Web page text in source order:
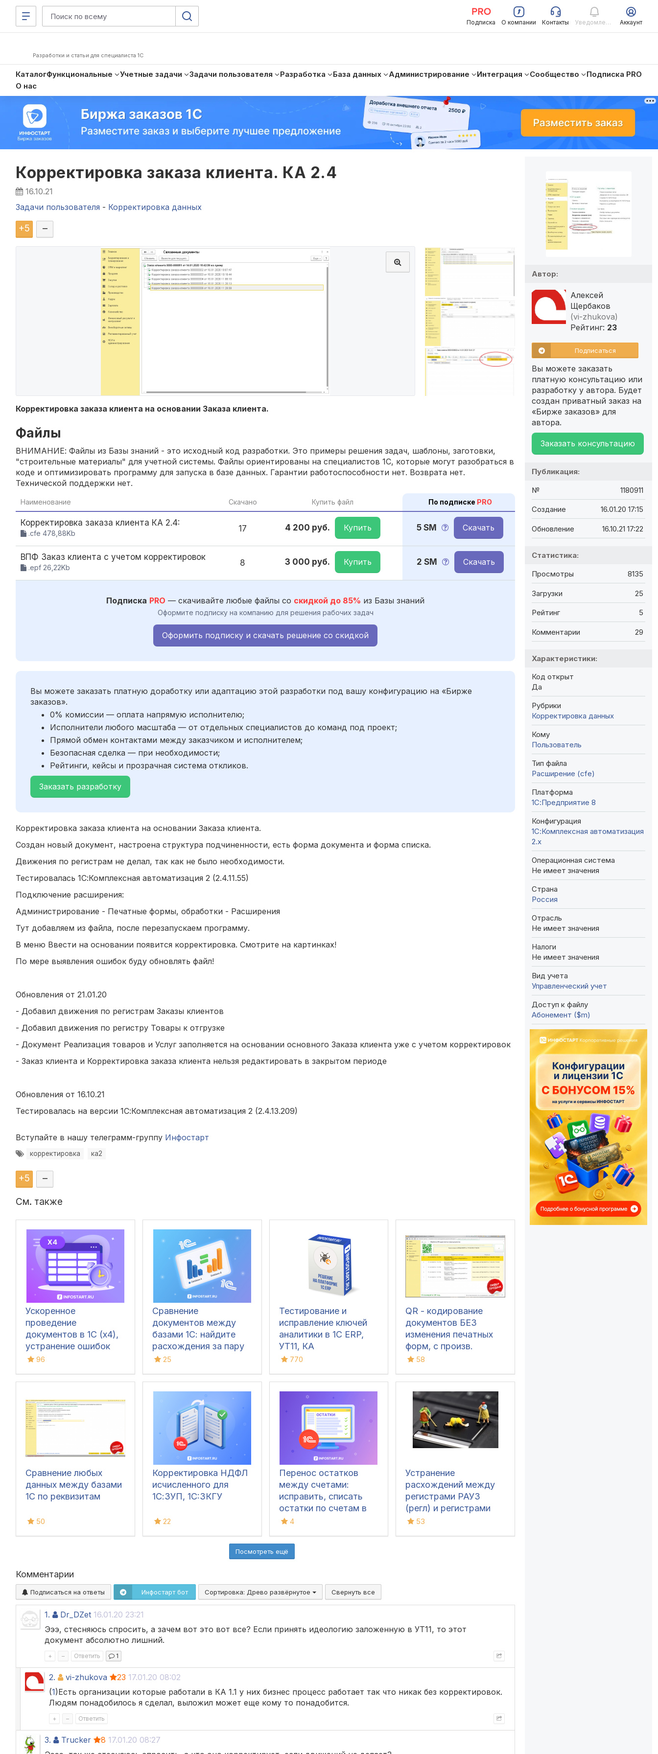
Подписка О компании Контакты Уведомления Аккаунт
Разработки и статьи для специалиста 1С
КаталогФункциональные Учетные задачи Задачи пользователя Разработка База данных Администрирование Интеграция Сообщество
Подписка PRO
О нас
Корректировка заказа клиента. КА 2.4
16.10.21
Задачи пользователя - Корректировка данных
+5 –
Корректировка заказа клиента на основании Заказа клиента.
Файлы
ВНИМАНИЕ: Файлы из Базы знаний - это исходный код разработки. Это примеры решения задач, шаблоны, заготовки,
"строительные материалы" для учетной системы. Файлы ориентированы на специалистов 1С, которые могут разобраться в
коде и оптимизировать программу для запуска в базе данных. Гарантии работоспособности нет. Возврата нет.
Технической поддержки нет.
Наименование Скачано Купить файл По подписке PRO
Корректировка заказа клиента КА 2.4:
.cfe 478,88Kb 17 4 200 руб. Купить 5 SM Скачать
ВПФ Заказ клиента с учетом корректировок
.epf 26,22Kb 8 3 000 руб. Купить 2 SM Скачать
Подписка PRO — скачивайте любые файлы со скидкой до 85% из Базы знаний
Оформите подписку на компанию для решения рабочих задач
Оформить подписку и скачать решение со скидкой
Вы можете заказать платную доработку или адаптацию этой разработки под вашу конфигурацию на «Бирже
заказов».
0% комиссии — оплата напрямую исполнителю;
Исполнители любого масштаба — от отдельных специалистов до команд под проект;
Прямой обмен контактами между заказчиком и исполнителем;
Безопасная сделка — при необходимости;
Рейтинги, кейсы и прозрачная система откликов.
Заказать разработку
Корректировка заказа клиента на основании Заказа клиента.
Создан новый документ, настроена структура подчиненности, есть форма документа и форма списка.
Движения по регистрам не делал, так как не было необходимости.
Тестировалась 1С:Комплексная автоматизация 2 (2.4.11.55)
Подключение расширения:
Администрирование - Печатные формы, обработки - Расширения
Тут добавляем из файла, после перезапускаем программу.
В меню Ввести на основании появится корректировка. Смотрите на картинках!
По мере выявления ошибок буду обновлять файл!
Обновления от 21.01.20
- Добавил движения по регистрам Заказы клиентов
- Добавил движения по регистру Товары к отгрузке
- Документ Реализация товаров и Услуг заполняется на основании основного Заказа клиента уже с учетом корректировок
- Заказ клиента и Корректировка заказа клиента нельзя редактировать в закрытом периоде
Обновления от 16.10.21
Тестировалась на версии 1С:Комплексная автоматизация 2 (2.4.13.209)
Вступайте в нашу телеграмм-группу Инфостарт
корректировка ка2
+5 –
См. также
Ускоренное
проведение
документов в 1С (x4),
устранение ошибок
60/62 счетов и зачет
3.0)
96
Сравнение
документов между
базами 1С: найдите
расхождения за пару
кликов
25
Тестирование и
исправление ключей
аналитики в 1С ERP,
УТ11, КА
770
QR - кодирование
документов БЕЗ
изменения печатных
форм, с произв.
алгоритмами создания
(в т.ч прикрепление
сканов к документам)
для УТ 11 (все), ERP 2,
КА 2, Розница 2, УНФ
1.6/3.0, БП 3, ЗУП 3
58
Сравнение любых
данных между базами
1С по реквизитам
50
Корректировка НДФЛ
исчисленного для
1С:ЗУП, 1C:ЗКГУ
22
Перенос остатков
между счетами:
исправить, списать
остатки по счетам в
1С4
Устранение
расхождений между
регистрами РАУЗ
(регл) и регистрами
учета ТМЦ, НЗП в
53
Посмотреть ещё
Комментарии
Подписаться на ответы Инфостарт бот Сортировка: Древо развёрнутое Свернуть все
1. Dr_DZet 16.01.20 23:21
Эээ, стесняюсь спросить, а зачем вот это вот все? Если принять идеологию заложенную в УТ11, то этот
документ абсолютно лишний.
+ – Ответить 1
2. vi-zhukova 23 17.01.20 08:02
(1)Есть организации которые работали в КА 1.1 у них бизнес процесс работает так что никак без корректировок.
Людям понадобилось я сделал, выложил может еще кому то понадобится.
+ – Ответить
3. Trucker 8 17.01.20 08:27
Автор:
Алексей
Щербаков
(vi-zhukova)
Рейтинг: 23
Подписаться
Вы можете заказать
платную консультацию или
разработку у автора. Будет
создан приватный заказ на
«Бирже заказов» для
автора.
Заказать консультацию
Публикация:
№ 1180911
Создание 16.01.20 17:15
Обновление 16.10.21 17:22
Статистика:
Просмотры 8135
Загрузки 25
Рейтинг 5
Комментарии 29
Характеристики:
Код открыт
Да
Рубрики
Корректировка данных
Кому
Пользователь
Тип файла
Расширение (cfe)
Платформа
1С:Предприятие 8
Конфигурация
1С:Комплексная автоматизация
2.х
Операционная система
Не имеет значения
Страна
Россия
Отрасль
Не имеет значения
Налоги
Не имеет значения
Вид учета
Управленческий учет
Доступ к файлу
Абонемент ($m)